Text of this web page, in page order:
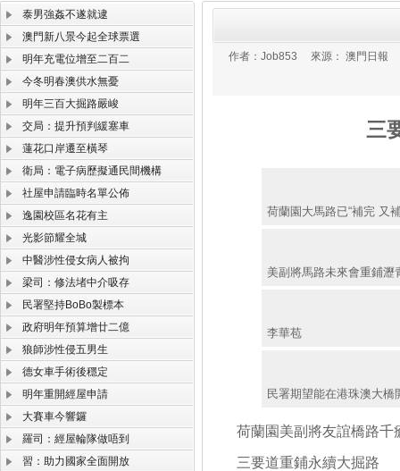
泰男強姦不遂就逮
澳門新八景今起全球票選
明年充電位增至二百二
今冬明春澳供水無憂
明年三百大掘路嚴峻
交局：提升預判緩塞車
蓮花口岸遷至橫琴
衛局：電子病歷擬通民間機構
社屋申請臨時名單公佈
逸園校區名花有主
光影節耀全城
中醫涉性侵女病人被拘
梁司：修法堵中介吸存
民署堅持BoBo製標本
政府明年預算增廿二億
狼師涉性侵五男生
德女車手術後穩定
明年重開經屋申請
大賽車今響鑼
羅司：經屋輪隊做唔到
習：助力國家全面開放
作者： Job853 來源： 澳門日報
三
荷蘭園大馬路已“補完 又
美副將馬路未來會重鋪瀝
李華苞
民署期望能在港珠澳大
荷蘭園美副將友誼橋路千
三要道重鋪永續大掘路